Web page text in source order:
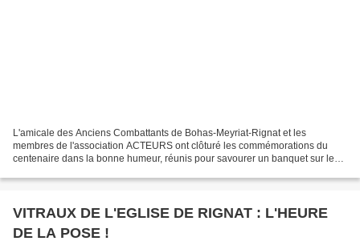
L'amicale des Anciens Combattants de Bohas-Meyriat-Rignat et les
membres de l'association ACTEURS ont clôturé les commémorations du
centenaire dans la bonne humeur, réunis pour savourer un banquet sur le
VITRAUX DE L'EGLISE DE RIGNAT : L'HEURE
DE LA POSE !